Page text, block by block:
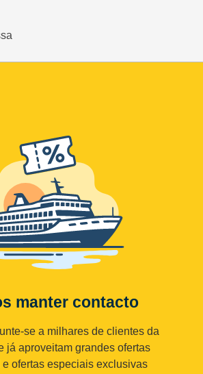
manter contacto
se a milhares de clientes da
já aproveitam grandes ofertas
e ofertas especiais exclusivas